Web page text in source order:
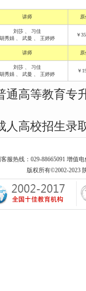
讲师
刘莎
习佳
胡秀娟
武曼 王婷婷
￥
讲师
刘莎
习佳
胡秀娟
武曼 王婷婷
￥
通高等教育专
人高校招生录
服热线：029-88665091 增值
版权所有©2002-2023